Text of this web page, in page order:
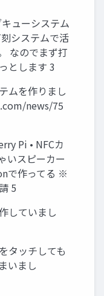
ューシステム
システムで活
なのでまず打
とします 3
ムを作りまし
news/75
Pi • NFCカ
いスピーカー
で作ってる ※
5
していまし
タッチしても
いまし